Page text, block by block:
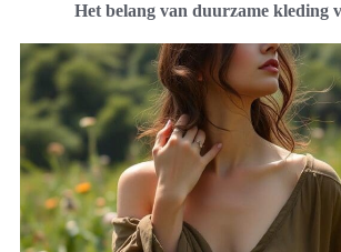
Het belang van duurzame kleding